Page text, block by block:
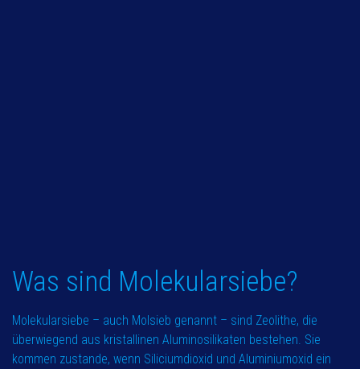
Was sind Molekularsiebe?
Molekularsiebe – auch Molsieb genannt – sind Zeolithe, die
überwiegend aus kristallinen Aluminosilikaten bestehen. Sie
kommen zustande, wenn Siliciumdioxid und Aluminiumoxid ein